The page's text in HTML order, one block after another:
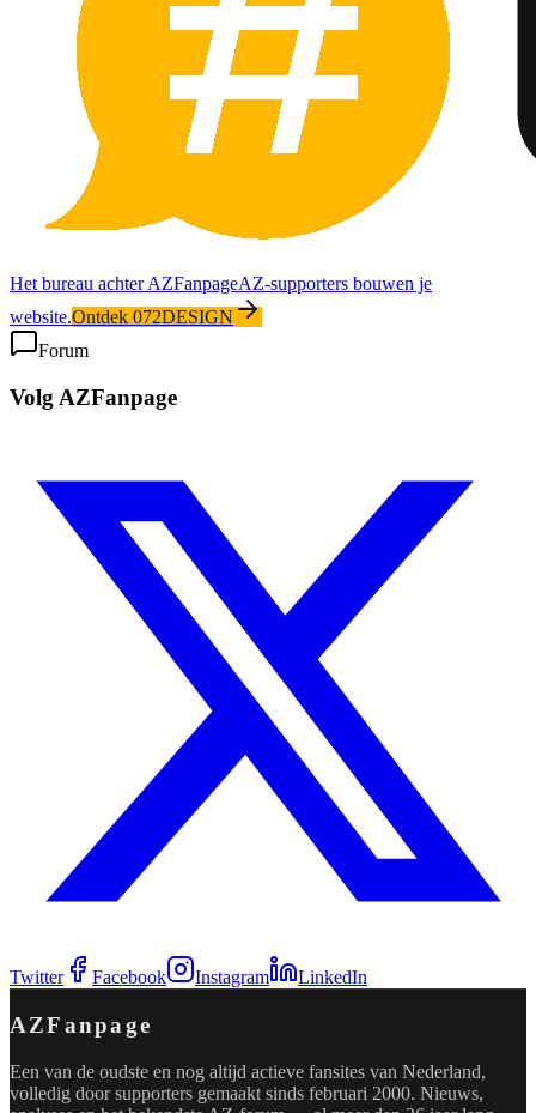
Het bureau achter AZFanpageAZ-supporters bouwen je
website.Ontdek 072DESIGN
Forum
Volg AZFanpage
Twitter Facebook Instagram LinkedIn
AZFanpage
Een van de oudste en nog altijd actieve fansites van Nederland,
volledig door supporters gemaakt sinds februari 2000. Nieuws,